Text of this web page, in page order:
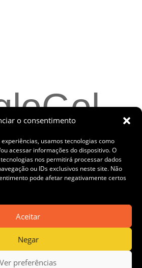
o consentimento
usamos tecnologias como
acessar informações do dispositivo. O
nos permitirá processar dados
ou IDs exclusivos neste site. Não
pode afetar negativamente certos
Aceitar
Negar
Ver preferências